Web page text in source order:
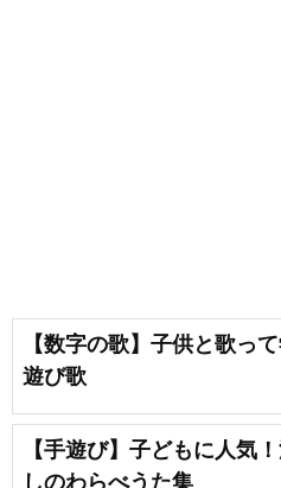
【数字の歌】子供と歌っ
遊び歌
【手遊び】子どもに人気
しのわらべうた集